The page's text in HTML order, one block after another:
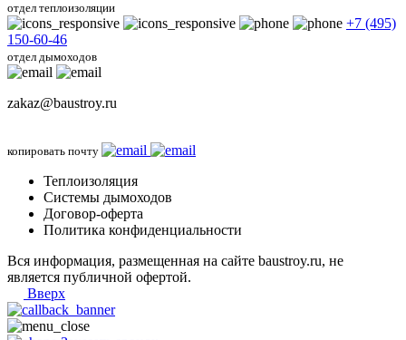
отдел теплоизоляции
+7 (495)
150-60-46
отдел дымоходов
zakaz@baustroy.ru
копировать почту
Теплоизоляция
Системы дымоходов
Договор-оферта
Политика конфиденциальности
Вся информация, размещенная на сайте baustroy.ru, не
является публичной офертой.
Вверх